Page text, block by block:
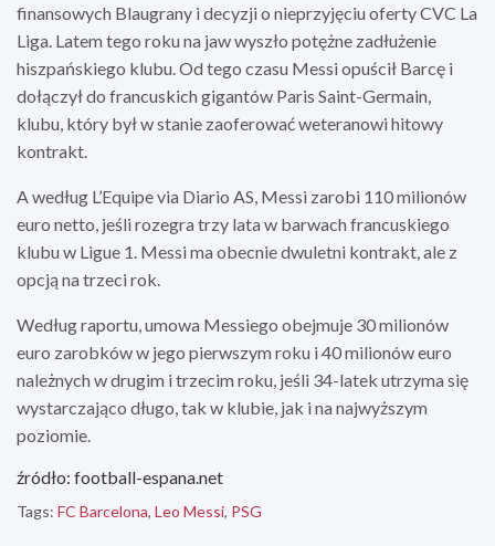
finansowych Blaugrany i decyzji o nieprzyjęciu oferty CVC La
Liga. Latem tego roku na jaw wyszło potężne zadłużenie
hiszpańskiego klubu. Od tego czasu Messi opuścił Barcę i
dołączył do francuskich gigantów Paris Saint-Germain,
klubu, który był w stanie zaoferować weteranowi hitowy
kontrakt.
A według L’Equipe via Diario AS, Messi zarobi 110 milionów
euro netto, jeśli rozegra trzy lata w barwach francuskiego
klubu w Ligue 1. Messi ma obecnie dwuletni kontrakt, ale z
opcją na trzeci rok.
Według raportu, umowa Messiego obejmuje 30 milionów
euro zarobków w jego pierwszym roku i 40 milionów euro
należnych w drugim i trzecim roku, jeśli 34-latek utrzyma się
wystarczająco długo, tak w klubie, jak i na najwyższym
poziomie.
źródło: football-espana.net
Tags: FC Barcelona, Leo Messi, PSG